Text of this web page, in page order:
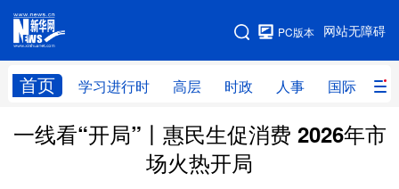
网站无障碍
PC版本
首页 学习进行时 高层 时政 人事 国际 财
网站地图
学习进行时 时政 人事
财经 网评
一线看“开局”丨惠民生促消费 2026年市
场火热开局